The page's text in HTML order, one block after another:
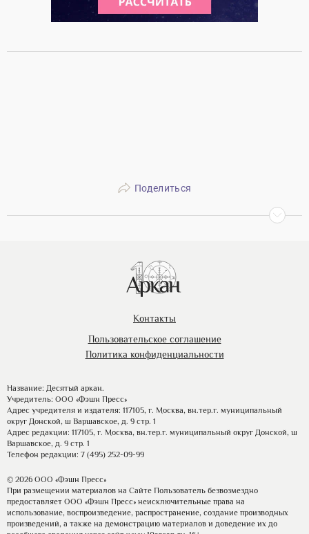
Поделиться
Контакты
Пользовательское соглашение
Политика конфиденциальности
Название: Десятый аркан.
Учредитель: ООО «Фэшн Пресс»
Адрес учредителя и издателя: 117105, г. Москва, вн.тер.г. муниципальный
округ Донской, ш Варшавское, д. 9 стр. 1
Адрес редакции: 117105, г. Москва, вн.тер.г. муниципальный округ Донской, ш
Варшавское, д. 9 стр. 1
Телефон редакции: 7 (495) 252-09-99
© 2026 ООО «Фэшн Пресс»
При размещении материалов на Сайте Пользователь безвозмездно
предоставляет ООО «Фэшн Пресс» неисключительные права на
использование, воспроизведение, распространение, создание производных
произведений, а также на демонстрацию материалов и доведение их до